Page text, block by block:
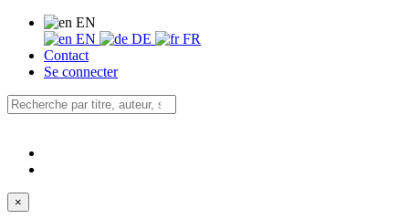
EN
EN
DE
FR
Contact
Se connecter
×